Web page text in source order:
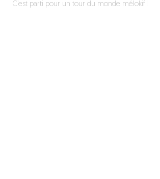
C’est parti pour un tour du monde mélokif !